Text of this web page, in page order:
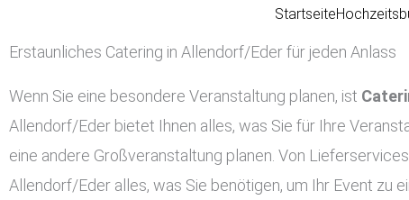
Startseite
Erstaunliches Catering in Allendorf/Eder für jeden Anlass
Wenn Sie eine besondere Veranstaltung planen, ist
Allendorf/Eder bietet Ihnen alles, was Sie für Ihre
eine andere Großveranstaltung planen. Von
Allendorf/Eder alles, was Sie benötigen, um Ihr Event zu